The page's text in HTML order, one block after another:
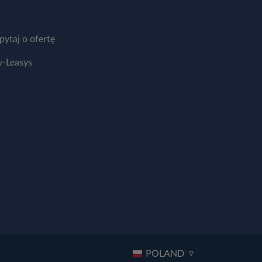
o ofertę
Leasys
POLAND